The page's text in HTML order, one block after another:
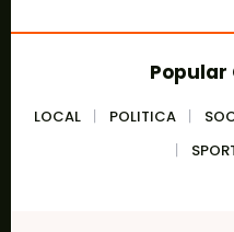
Popular
LOCAL POLITICA